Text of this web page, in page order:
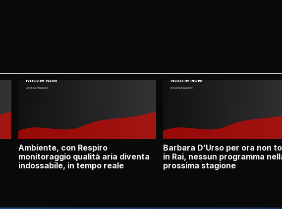
Ambiente, con Respiro
monitoraggio qualità aria diventa
indossabile, in tempo reale
Barbara D’Urso per ora non
in Rai, nessun programma
prossima stagione